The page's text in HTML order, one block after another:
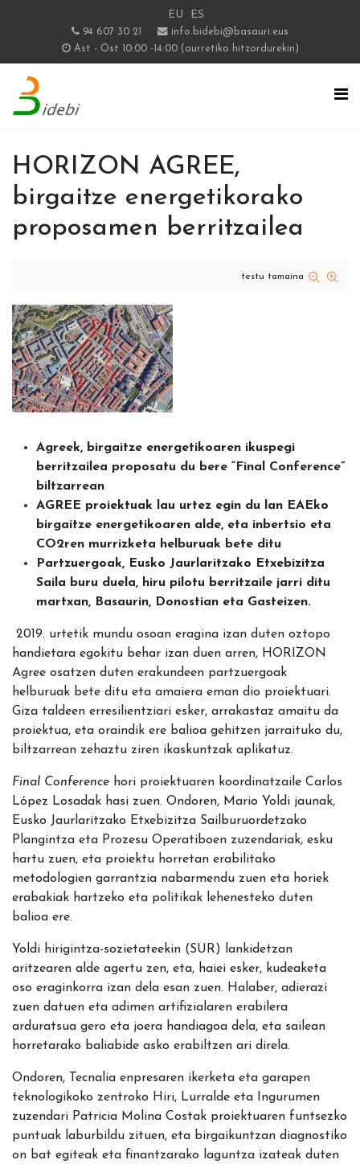
EU ES
94 607 30 21
info.bidebi@basauri.eus
Ast - Ost 10:00 -14:00 (aurretiko hitzordurekin)
HORIZON AGREE,
birgaitze energetikorako
proposamen berritzailea
testu tamaina
Agreek, birgaitze energetikoaren ikuspegi
berritzailea proposatu du bere “Final Conference”
biltzarrean
AGREE proiektuak lau urtez egin du lan EAEko
birgaitze energetikoaren alde, eta inbertsio eta
CO2ren murrizketa helburuak bete ditu
Partzuergoak, Eusko Jaurlaritzako Etxebizitza
Saila buru duela, hiru pilotu berritzaile jarri ditu
martxan, Basaurin, Donostian eta Gasteizen.
2019. urtetik mundu osoan eragina izan duten oztopo
handietara egokitu behar izan duen arren, HORIZON
Agree osatzen duten erakundeen partzuergoak
helburuak bete ditu eta amaiera eman dio proiektuari.
Giza taldeen erresilientziari esker, arrakastaz amaitu da
proiektua, eta oraindik ere balioa gehitzen jarraituko du,
biltzarrean zehaztu ziren ikaskuntzak aplikatuz.
Final Conference hori proiektuaren koordinatzaile Carlos
López Losadak hasi zuen. Ondoren, Mario Yoldi jaunak,
Eusko Jaurlaritzako Etxebizitza Sailburuordetzako
Plangintza eta Prozesu Operatiboen zuzendariak, esku
hartu zuen, eta proiektu horretan erabilitako
metodologien garrantzia nabarmendu zuen eta horiek
erabakiak hartzeko eta politikak lehenesteko duten
balioa ere.
Yoldi hirigintza-sozietateekin (SUR) lankidetzan
aritzearen alde agertu zen, eta, haiei esker, kudeaketa
oso eraginkorra izan dela esan zuen. Halaber, adierazi
zuen datuen eta adimen artifizialaren erabilera
arduratsua gero eta joera handiagoa dela, eta sailean
horretarako baliabide asko erabiltzen ari direla.
Ondoren, Tecnalia enpresaren ikerketa eta garapen
teknologikoko zentroko Hiri, Lurralde eta Ingurumen
zuzendari Patricia Molina Costak proiektuaren funtsezko
puntuak laburbildu zituen, eta birgaikuntzan diagnostiko
on bat egiteak eta finantzarako laguntza izateak duten